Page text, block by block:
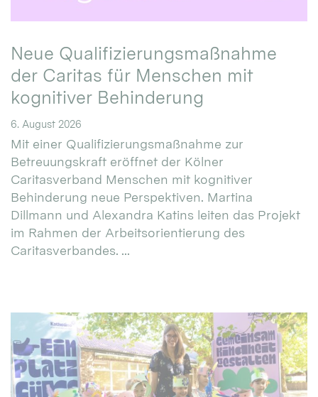
Neue Qualifizierungsmaßnahme
der Caritas für Menschen mit
kognitiver Behinderung
6. August 2026
Mit einer Qualifizierungsmaßnahme zur
Betreuungskraft eröffnet der Kölner
Caritasverband Menschen mit kognitiver
Behinderung neue Perspektiven. Martina
Dillmann und Alexandra Katins leiten das Projekt
im Rahmen der Arbeitsorientierung des
Caritasverbandes. ...